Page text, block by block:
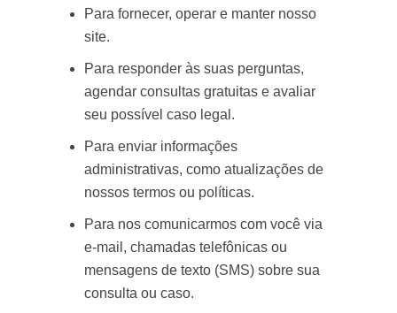
Para fornecer, operar e manter nosso
site.
Para responder às suas perguntas,
agendar consultas gratuitas e avaliar
seu possível caso legal.
Para enviar informações
administrativas, como atualizações de
nossos termos ou políticas.
Para nos comunicarmos com você via
e-mail, chamadas telefônicas ou
mensagens de texto (SMS) sobre sua
consulta ou caso.